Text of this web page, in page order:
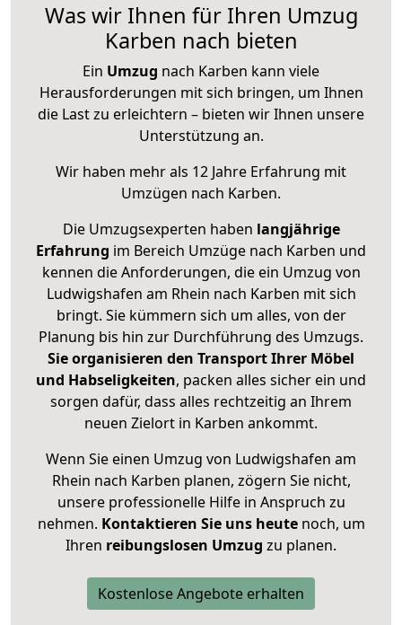
Was wir Ihnen für Ihren Umzug
Karben nach bieten
Ein Umzug nach Karben kann viele
Herausforderungen mit sich bringen, um Ihnen
die Last zu erleichtern – bieten wir Ihnen unsere
Unterstützung an.
Wir haben mehr als 12 Jahre Erfahrung mit
Umzügen nach Karben.
Die Umzugsexperten haben langjährige
Erfahrung im Bereich Umzüge nach Karben und
kennen die Anforderungen, die ein Umzug von
Ludwigshafen am Rhein nach Karben mit sich
bringt. Sie kümmern sich um alles, von der
Planung bis hin zur Durchführung des Umzugs.
Sie organisieren den Transport Ihrer Möbel
und Habseligkeiten, packen alles sicher ein und
sorgen dafür, dass alles rechtzeitig an Ihrem
neuen Zielort in Karben ankommt.
Wenn Sie einen Umzug von Ludwigshafen am
Rhein nach Karben planen, zögern Sie nicht,
unsere professionelle Hilfe in Anspruch zu
nehmen. Kontaktieren Sie uns heutenoch, um
Ihren reibungslosen Umzug zu planen.
Kostenlose Angebote erhalten